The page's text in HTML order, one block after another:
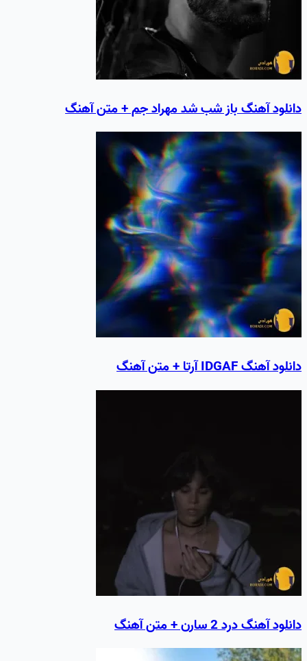
دانلود آهنگ باز شب شد مهراد جم + متن آهنگ
دانلود آهنگ IDGAF آرتا + متن آهنگ
دانلود آهنگ درد 2 سارن + متن آهنگ